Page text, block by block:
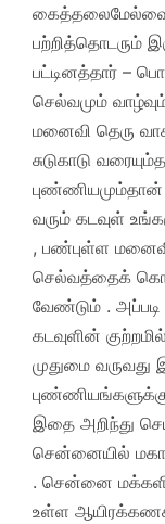
கைத்தலைமேல்வைத்
பற்றித்தொடரும்
பட்டினத்தார் –
செல்வமும்
மனைவி தெரு
சுடுகாடு
புண்ணியமும்தான்
வரும் கடவுள்
, பண்புள்ள
செல்வத்தைக்
வேண்டும் . அப்படி
கடவுளின்
முதுமை வருவது
இதை அறிந்து
சென்னையில்
. சென்னை
உள்ள